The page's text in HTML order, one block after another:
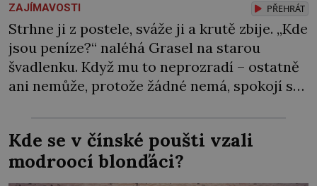
ZAJÍMAVOSTI PŘEHRÁT
Strhne ji z postele, sváže ji a krutě zbije. „Kde
jsou peníze?“ naléhá Grasel na starou
švadlenku. Když mu to neprozradí – ostatně
ani nemůže, protože žádné nemá, spokojí se
Zraněná žena pár dní nato umírá. Je to muž
nebývale krutý. Jeho činy budí hrůzu ještě
dlouho po jeho smrti […]
Kde se v čínské poušti vzali
modroocí blonďáci?